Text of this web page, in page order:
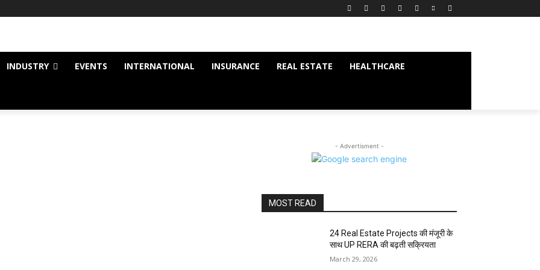
INDUSTRY EVENTS INTERNATIONAL INSURANCE REAL ESTATE HEALTHCARE
- Advertisment -
MOST READ
24 Real Estate Projects की मंजूरी के
साथ UP RERA की बढ़ती सक्रियता
March 29, 2026